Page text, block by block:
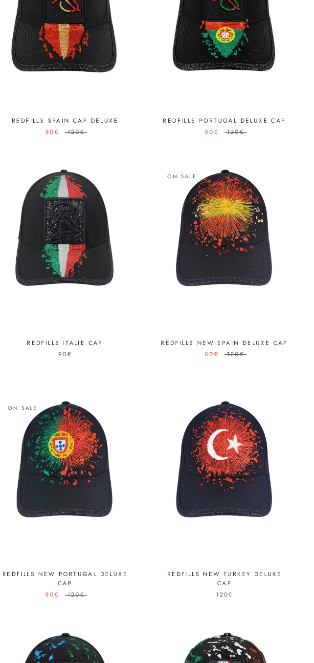
REDFILLS SPAIN CAP DELUXE
80€
120€
REDFILLS PORTUGAL DELUXE CAP
80€
120€
REDFILLS ITALIE CAP
90€
ON SALE
REDFILLS NEW SPAIN DELUXE CAP
80€
120€
ON SALE
REDFILLS NEW PORTUGAL DELUXE
CAP
80€
120€
REDFILLS NEW TURKEY DELUXE
CAP
120€